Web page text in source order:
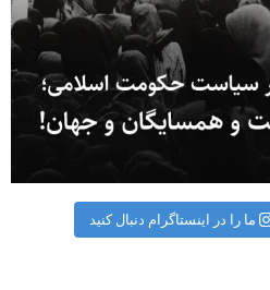
ما را در اینستاگرام دنبال کنید